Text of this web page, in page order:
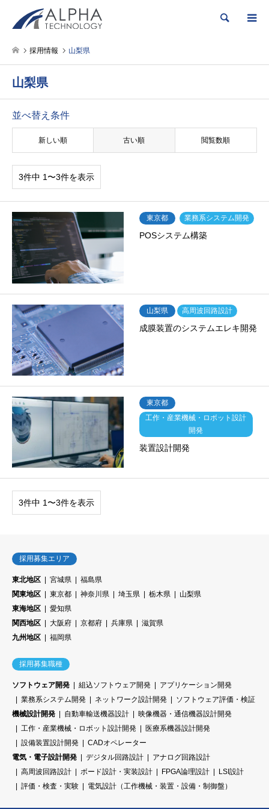
検索
採用情報 山梨県
山梨県
並べ替え条件
新しい順 古い順 閲覧数順
3件中 1〜3件を表示
東京都 業務系システム開発
POSシステム構築
山梨県 高周波回路設計
成膜装置のシステムエレキ開発
東京都
工作・産業機械・ロボット設計
開発
装置設計開発
3件中 1〜3件を表示
採用募集エリア
東北地区 宮城県
福島県
関東地区
東京都 神奈川県 埼玉県 栃木県
山梨県
東海地区
愛知県
関西地区
大阪府 京都府 兵庫県
滋賀県
九州地区
福岡県
採用募集職種
ソフトウェア開発 組込ソフトウェア開発
アプリケーション開発
業務系システム開発
ネットワーク設計開発
ソフトウェア評価・検証
機械設計開発
自動車輸送機器設計
映像機器・通信機器設計開発
工作・産業機械・ロボット設計開発
医療系機器設計開発
設備装置設計開発
CADオペレーター
電気・電子設計開発
デジタル回路設計
アナログ回路設計
高周波回路設計
ボード設計・実装設計 FPGA論理設計
LSI設計
評価・検査・実験
電気設計（工作機械・装置・設備・制御盤）